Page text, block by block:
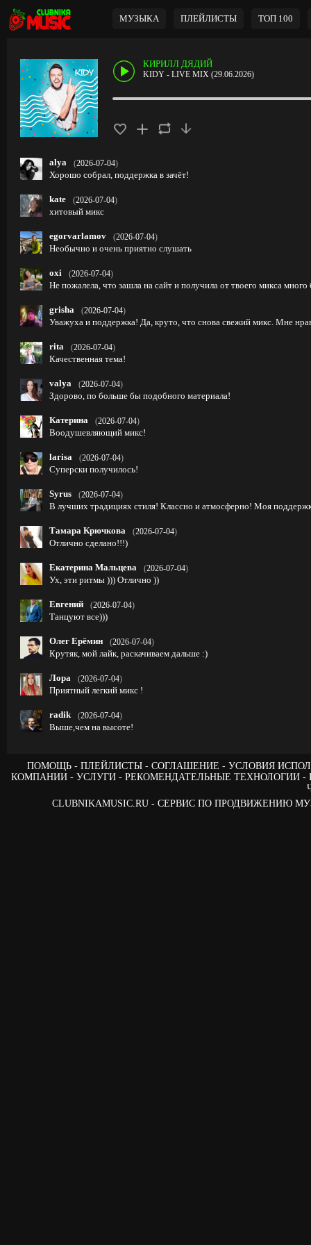
МУЗЫКА ПЛЕЙЛИСТЫ ТОП 100
КИРИЛЛ ДЯДИЙ
KIDY - LIVE MIX (29.06.2026)
alya (2026-07-04)
Хорошо собрал, поддержка в зачёт!
kate (2026-07-04)
хитовый микс
egorvarlamov (2026-07-04)
Необычно и очень приятно слушать
oxi (2026-07-04)
Не пожалела, что зашла на сайт и получила от твоего микса
grisha (2026-07-04)
Уважуха и поддержка! Да, круто, что снова свежий микс. Мне
rita (2026-07-04)
Качественная тема!
valya (2026-07-04)
Здорово, по больше бы подобного материала!
Катерина (2026-07-04)
Воодушевляющий микс!
larisa (2026-07-04)
Суперски получилось!
Syrus (2026-07-04)
В лучших традициях стиля! Классно и атмосферно! Моя
Тамара Крючкова (2026-07-04)
Отлично сделано!!!)
Екатерина Мальцева (2026-07-04)
Ух, эти ритмы ))) Отлично ))
Евгений (2026-07-04)
Танцуют все)))
Олег Ерёмин (2026-07-04)
Крутяк, мой лайк, раскачиваем дальше :)
Лора (2026-07-04)
Приятный легкий микс !
radik (2026-07-04)
Выше,чем на высоте!
ПОМОЩЬ ПЛЕЙЛИСТЫ СОГЛАШЕНИЕ
УСЛОВИЯ
КОМПАНИИ
УСЛУГИ РЕКОМЕНДАТЕЛЬНЫЕ ТЕХНОЛОГИИ
CLUBNIKAMUSIC.RU - СЕРВИС ПО ПРОДВИЖЕНИЮ